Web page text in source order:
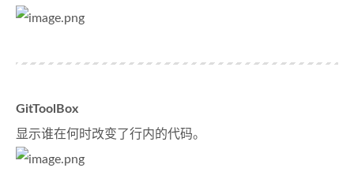
GitToolBox
显示谁在何时改变了行内的代码。